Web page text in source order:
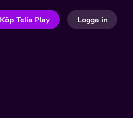
Köp Telia Play Logga in